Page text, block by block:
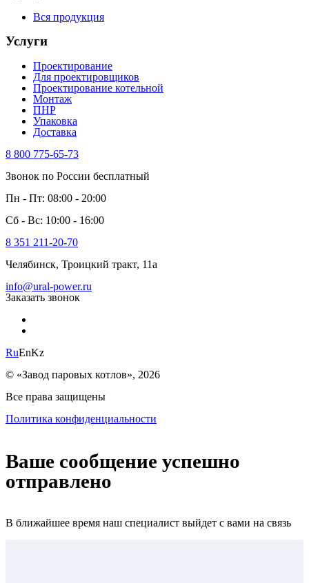
Вся продукция
Услуги
Проектирование
Для проектировщиков
Проектирование котельной
Монтаж
ПНР
Упаковка
Доставка
8 800 775-65-73
Звонок по России бесплатный
Пн - Пт: 08:00 - 20:00
Сб - Вс: 10:00 - 16:00
8 351 211-20-70
Челябинск, Троицкий тракт, 11а
info@ural-power.ru
Заказать звонок
RuEnKz
© «Завод паровых котлов», 2026
Все права защищены
Политика конфиденциальности
Ваше сообщение успешно
отправлено
В ближайшее время наш специалист выйдет с вами на связь